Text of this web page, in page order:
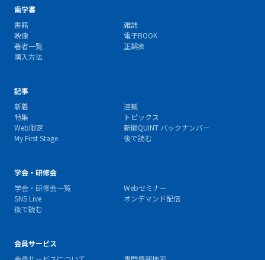
歯学書
書籍
雑誌
映像
電子BOOK
著者一覧
正誤表
購入方法
記事
新着
連載
特集
トピックス
Web限定
新聞QUINT バックナンバー
My First Stage
後で読む
学会・研修会
学会・研修会一覧
Webセミナー
SNS Live
オンデマンド配信
後で読む
会員サービス